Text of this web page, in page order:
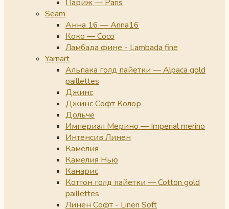
Париж — Paris
Seam
Анна 16 — Anna16
Коко — Coco
Ламбада фине - Lambada fine
Yarnart
Альпака голд пайетки — Alpaca gold
paillettes
Джинс
Джинс Софт Колор
Дольче
Империал Мерино — Imperial merino
Интенсив Линен
Камелия
Камелия Нью
Канарис
Коттон голд пайетки — Cotton gold
paillettes
Линен Софт - Linen Soft